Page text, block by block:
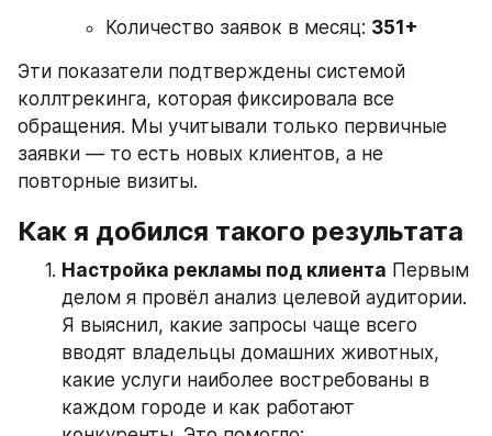
Количество заявок в месяц: 351+
Эти показатели подтверждены системой
коллтрекинга, которая фиксировала все
обращения. Мы учитывали только первичные
заявки — то есть новых клиентов, а не
повторные визиты.
Как я добился такого результата
Настройка рекламы под клиента Первым
делом я провёл анализ целевой аудитории.
Я выяснил, какие запросы чаще всего
вводят владельцы домашних животных,
какие услуги наиболее востребованы в
каждом городе и как работают